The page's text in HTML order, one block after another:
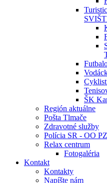
ŠK
Región aktuálne
Pošta Tlmače
Zdravotné služby
Polícia SR - OO
Relax centrum
Fotogaléria
Kontakt
Kontakty
Napíšte nám